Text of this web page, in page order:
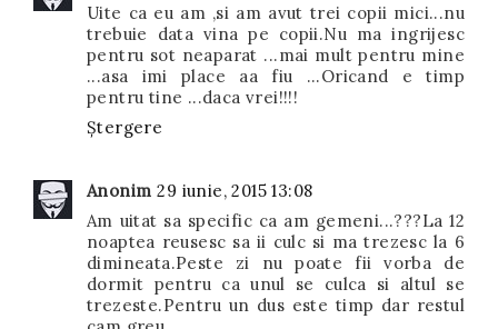
Uite ca eu am ,si am avut trei copii mici...nu
trebuie data vina pe copii.Nu ma ingrijesc
pentru sot neaparat ...mai mult pentru mine
...asa imi place aa fiu ...Oricand e timp
pentru tine ...daca vrei!!!!
Ștergere
Anonim 29 iunie, 2015 13:08
Am uitat sa specific ca am gemeni...???La 12
noaptea reusesc sa ii culc si ma trezesc la 6
dimineata.Peste zi nu poate fii vorba de
dormit pentru ca unul se culca si altul se
trezeste.Pentru un dus este timp dar restul